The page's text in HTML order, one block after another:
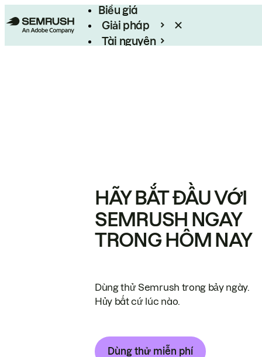
Biểu giá
Giải pháp
Tài nguyên
HÃY BẮT ĐẦU VỚI
SEMRUSH NGAY
TRONG HÔM NAY
Dùng thử Semrush trong bảy ngày.
Hủy bất cứ lúc nào.
Dùng thử miễn phí